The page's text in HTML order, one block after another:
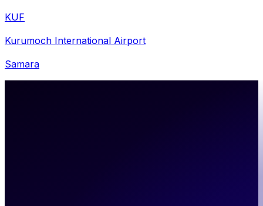
KUF
Kurumoch International Airport
Samara